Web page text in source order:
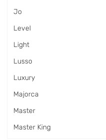
Jo
Level
Light
Lusso
Luxury
Majorca
Master
Master King